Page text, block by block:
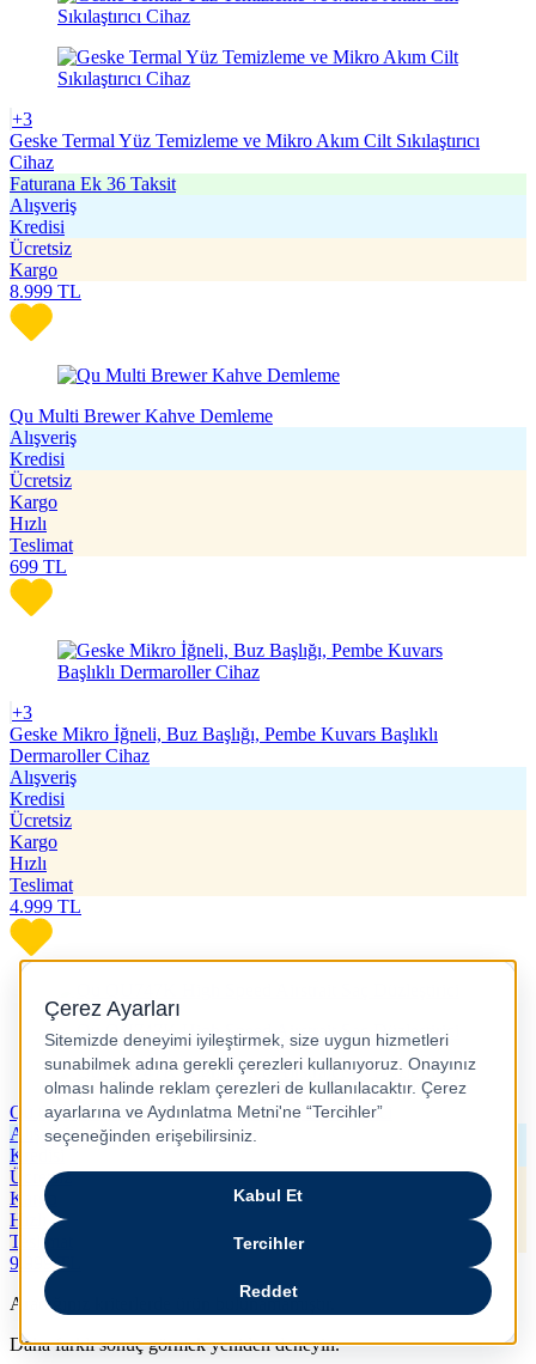
+3
Geske Termal Yüz Temizleme ve Mikro Akım Cilt Sıkılaştırıcı
Cihaz
Faturana Ek 36 Taksit
Alışveriş
Kredisi
Ücretsiz
Kargo
8.999 TL
Qu Multi Brewer Kahve Demleme
Alışveriş
Kredisi
Ücretsiz
Kargo
Hızlı
Teslimat
699 TL
+3
Geske Mikro İğneli, Buz Başlığı, Pembe Kuvars Başlıklı
Dermaroller Cihaz
Alışveriş
Kredisi
Ücretsiz
Kargo
Hızlı
Teslimat
4.999 TL
Qu QU747K High Speed Airstrait Saç Düzleştirici
Alışveriş
Kredisi
Ücretsiz
Kargo
Hızlı
Teslimat
9.999TL
Aradığınız kriterlerde ürün bulunamamıştır.
Daha farklı sonuç görmek yeniden deneyin.